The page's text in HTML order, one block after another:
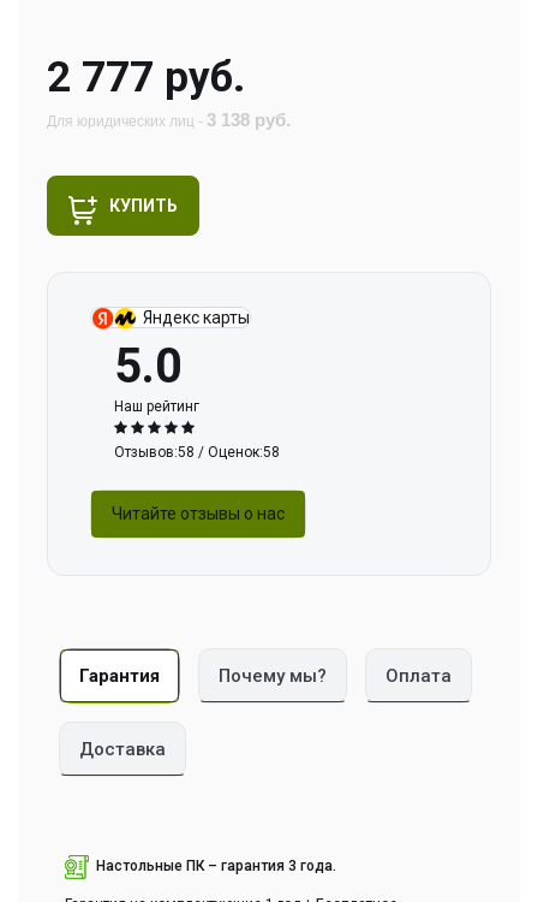
2 777 руб.
Для юридических лиц - 3 138 руб.
КУПИТЬ
Яндекс карты
5.0
Наш рейтинг
Отзывов:58 / Оценок:58
Читайте отзывы о нас
Гарантия Почему мы? Оплата
Доставка
Настольные ПК – гарантия 3 года.